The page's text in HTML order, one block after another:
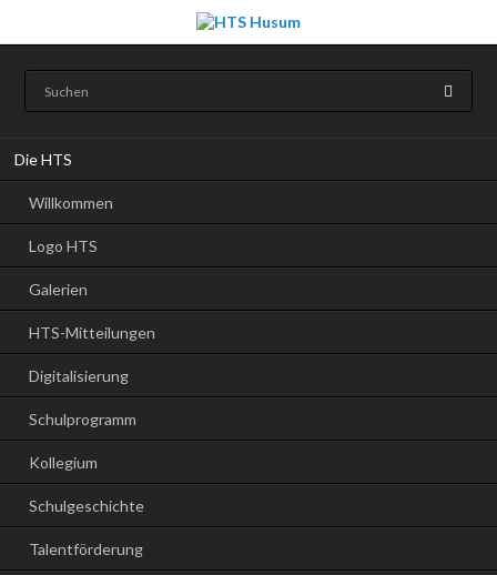
überspringen
Die HTS
Willkommen
Logo HTS
Galerien
HTS-Mitteilungen
Digitalisierung
Schulprogramm
Kollegium
Schulgeschichte
Talentförderung